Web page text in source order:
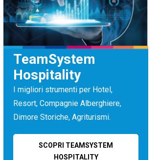
TeamSystem
Hospitality
I migliori strumenti per Hotel,
Resort, Compagnie Alberghiere,
Dimore Storiche, Agriturismi.
SCOPRI TEAMSYSTEM
HOSPITALITY